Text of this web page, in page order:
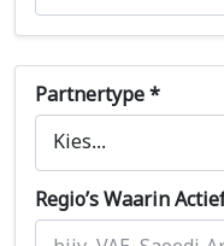
Partnertype *
Regio’s Waarin